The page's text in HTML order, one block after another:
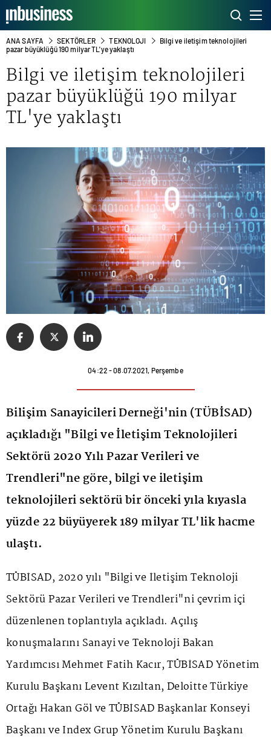
ANA SAYFA SEKTÖRLER TEKNOLOJI
Bilgi ve iletişim teknolojileri
pazar büyüklüğü 190 milyar TL'ye yaklaştı
Bilgi ve iletişim teknolojileri
pazar büyüklüğü 190 milyar
TL'ye yaklaştı
04:22 - 08.07.2021, Perşembe
Bilişim Sanayicileri Derneği'nin (TÜBİSAD)
açıkladığı "Bilgi ve İletişim Teknolojileri
Sektörü 2020 Yılı Pazar Verileri ve
Trendleri"ne göre, bilgi ve iletişim
teknolojileri sektörü bir önceki yıla kıyasla
yüzde 22 büyüyerek 189 milyar TL'lik hacme
ulaştı.
TÜBİSAD, 2020 yılı "Bilgi ve İletişim Teknoloji
Sektörü Pazar Verileri ve Trendleri"ni çevrim içi
düzenlenen toplantıyla açıkladı. Açılış
konuşmalarını Sanayi ve Teknoloji Bakan
Yardımcısı Mehmet Fatih Kacır, TÜBİSAD Yönetim
Kurulu Başkanı Levent Kızıltan, Deloitte Türkiye
Ortağı Hakan Göl ve TÜBİSAD Başkanlar Konseyi
Başkanı ve Index Grup Yönetim Kurulu Başkanı